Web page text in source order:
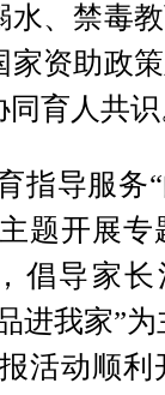
水、禁毒
家资助政
同育人共
指导服务
题开展
倡导家
进我家”
活动顺